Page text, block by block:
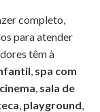
completo,
para atender
têm à
spa com
sala de
playground